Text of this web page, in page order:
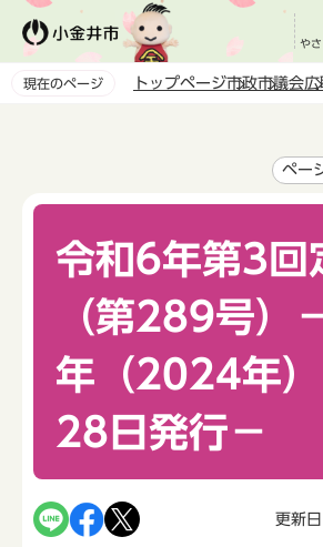
ペ
や
現在のページ トップページ市政市議会広
ペー
令和6年第3回
（第289号）
年（2024年
28日発行－
更新